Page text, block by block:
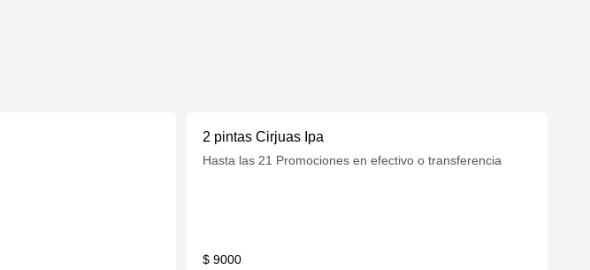
2 pintas Cirjuas Ipa
Hasta las 21 Promociones en efectivo o transferencia
$ 9000